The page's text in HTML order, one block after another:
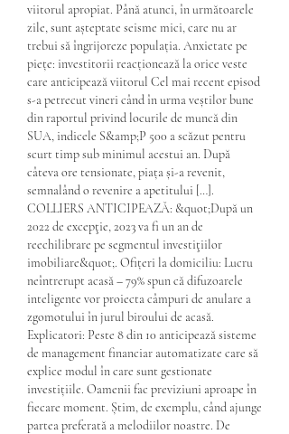
viitorul apropiat. Până atunci, în următoarele
zile, sunt așteptate seisme mici, care nu ar
trebui să îngrijoreze populația. Anxietate pe
piețe: investitorii reacționează la orice veste
care anticipează viitorul Cel mai recent episod
s-a petrecut vineri când în urma veștilor bune
din raportul privind locurile de muncă din
SUA, indicele S&amp;P 500 a scăzut pentru
scurt timp sub minimul acestui an. După
câteva ore tensionate, piața și-a revenit,
semnalând o revenire a apetitului […].
COLLIERS ANTICIPEAZĂ: &quot;După un
2022 de excepţie, 2023 va fi un an de
reechilibrare pe segmentul investiţiilor
imobiliare&quot;. Ofițeri la domiciliu: Lucru
neîntrerupt acasă – 79% spun că difuzoarele
inteligente vor proiecta câmpuri de anulare a
zgomotului în jurul biroului de acasă.
Explicatori: Peste 8 din 10 anticipează sisteme
de management financiar automatizate care să
explice modul în care sunt gestionate
investițiile. Oamenii fac previziuni aproape în
fiecare moment. Știm, de exemplu, când ajunge
partea preferată a melodiilor noastre. De